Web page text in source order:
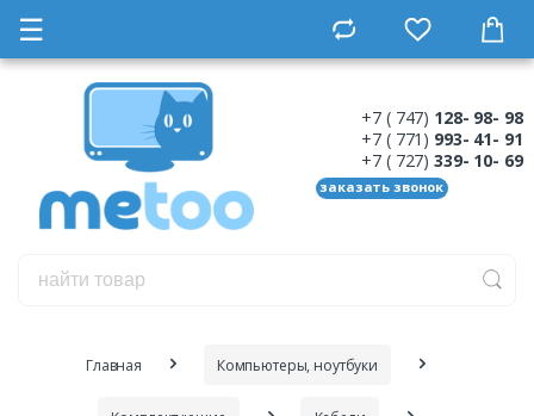
☰
+7 ( 747) 128- 98- 98
+7 ( 771) 993- 41- 91
+7 ( 727) 339- 10- 69
заказать звонок
Главная Компьютеры, ноутбуки